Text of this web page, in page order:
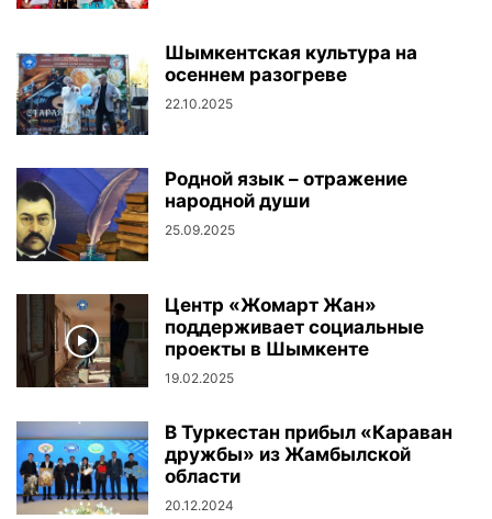
Шымкентская культура на
осеннем разогреве
22.10.2025
Родной язык – отражение
народной души
25.09.2025
Центр «Жомарт Жан»
поддерживает социальные
проекты в Шымкенте
19.02.2025
В Туркестан прибыл «Караван
дружбы» из Жамбылской
области
20.12.2024